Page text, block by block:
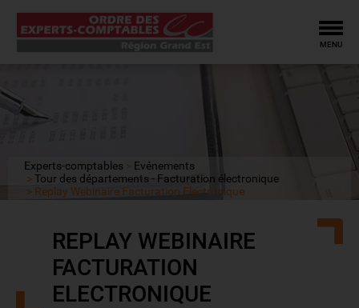
MENU
Experts-comptables
Evénements
Tour des départements - Facturation électronique
Replay Webinaire Facturation Electronique
REPLAY WEBINAIRE
FACTURATION
ELECTRONIQUE